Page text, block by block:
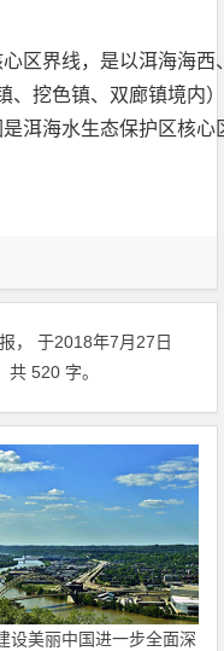
区界线，是以洱海海
、挖色镇、双廊镇境内
洱海水生态保护区核
， 于2018年7月27日
共 520 字。
设美丽中国进一步全面深